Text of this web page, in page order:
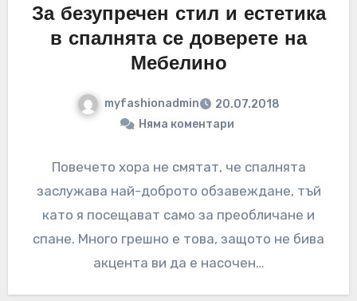
За безупречен стил и естетика
в спалнята се доверете на
Мебелино
myfashionadmin
20.07.2018
Няма коментари
Повечето хора не смятат, че спалнята
заслужава най-доброто обзавеждане, тъй
като я посещават само за преобличане и
спане. Много грешно е това, защото не бива
акцента ви да е насочен…